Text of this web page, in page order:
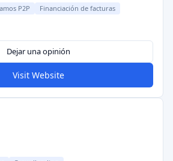
P2P
Financiación de facturas
Dejar una opinión
Visit Website